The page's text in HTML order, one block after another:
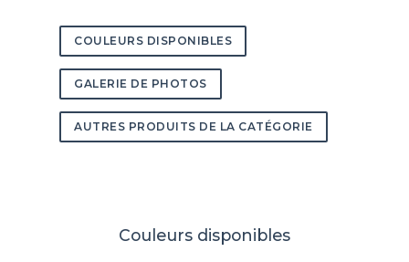
COULEURS DISPONIBLES
GALERIE DE PHOTOS
AUTRES PRODUITS DE LA CATÉGORIE
Couleurs disponibles